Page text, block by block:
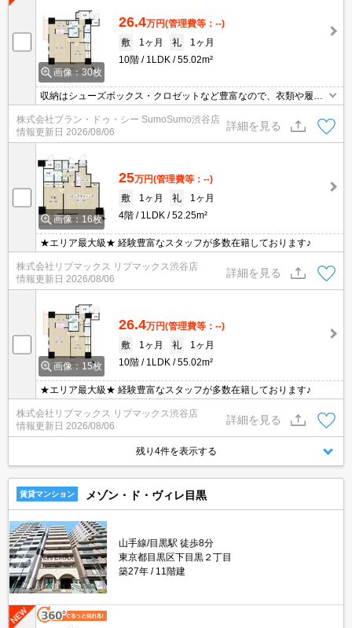
画像：30枚
26.4万円(管理費等：--)
敷
1ヶ月 礼
1ヶ月
10階
1LDK 55.02m²
収納はシューズボックス・クロゼットなど豊富なので、衣類や履き
などが揃っているので、快適に過ごしやすいお部屋になります。仕
事中や入浴中など手が離せないときでも、宅配ボックスを利用すれ
株式会社プラン・ドゥ・シー SumoSumo渋谷店
情報更新日 2026/08/06
詳細を見る
画像：16枚
25万円(管理費等：--)
敷
1ヶ月 礼
1ヶ月
4階
1LDK 52.25m²
★エリア最大級★ 経験豊富なスタッフが多数在籍しております♪
株式会社リブマックス リブマックス渋谷店
情報更新日 2026/08/06
詳細を見る
画像：15枚
26.4万円(管理費等：--)
敷
1ヶ月 礼
1ヶ月
10階
1LDK 55.02m²
★エリア最大級★ 経験豊富なスタッフが多数在籍しております♪
株式会社リブマックス リブマックス渋谷店
情報更新日 2026/08/06
詳細を見る
残り4件を表示する
賃貸マンション メゾン・ド・ヴィレ目黒
山手線/目黒駅 徒歩8分
東京都目黒区下目黒２丁目
築27年
11階建